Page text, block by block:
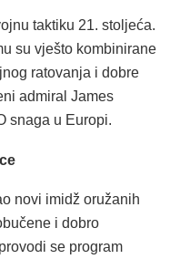
taktiku 21. stoljeća.
su vješto kombinirane
ratovanja i dobre
admiral James
snaga u Europi.
novi imidž oružanih
i dobro
se program